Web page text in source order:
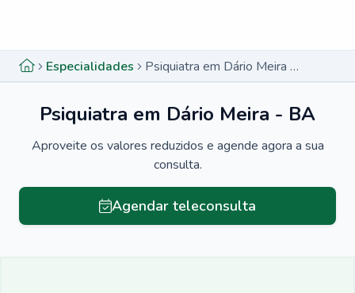
Especialidades Psiquiatra em Dário Meira - BA
Psiquiatra em Dário Meira - BA
Aproveite os valores reduzidos e agende agora a sua
consulta.
Agendar teleconsulta